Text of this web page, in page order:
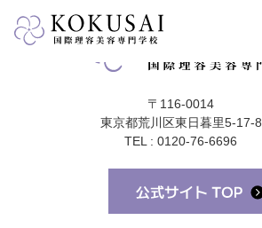
〒116-0014
東京都荒川区東日暮里5-17-8
TEL : 0120-76-6696